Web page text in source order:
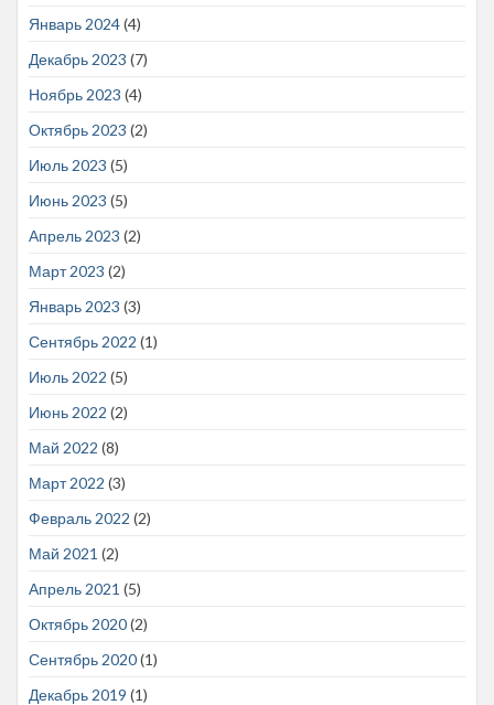
Январь 2024(4)
Декабрь 2023 (7)
Ноябрь 2023 (4)
Октябрь 2023 (2)
Июль 2023 (5)
Июнь 2023 (5)
Апрель 2023 (2)
Март 2023 (2)
Январь 2023 (3)
Сентябрь 2022 (1)
Июль 2022 (5)
Июнь 2022 (2)
Май 2022 (8)
Март 2022 (3)
Февраль 2022 (2)
Май 2021 (2)
Апрель 2021 (5)
Октябрь 2020(2)
Сентябрь 2020(1)
Декабрь 2019 (1)